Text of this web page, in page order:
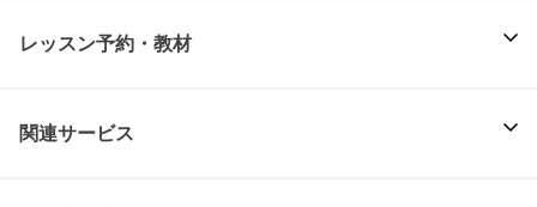
レッスン予約・教材
関連サービス